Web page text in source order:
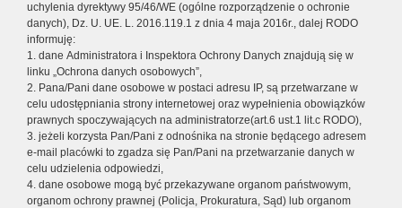
uchylenia dyrektywy 95/46/WE (ogólne rozporządzenie o ochronie
danych), Dz. U. UE. L. 2016.119.1 z dnia 4 maja 2016r., dalej RODO
informuję:
1. dane Administratora i Inspektora Ochrony Danych znajdują się w
linku „Ochrona danych osobowych”,
2. Pana/Pani dane osobowe w postaci adresu IP, są przetwarzane w
celu udostępniania strony internetowej oraz wypełnienia obowiązków
prawnych spoczywających na administratorze(art.6 ust.1 lit.c RODO),
3. jeżeli korzysta Pan/Pani z odnośnika na stronie będącego adresem
e-mail placówki to zgadza się Pan/Pani na przetwarzanie danych w
celu udzielenia odpowiedzi,
4. dane osobowe mogą być przekazywane organom państwowym,
organom ochrony prawnej (Policja, Prokuratura, Sąd) lub organom